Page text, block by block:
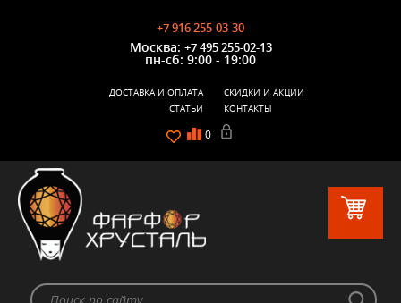
+7 916 255-03-30
Москва: +7 495 255-02-13
пн-сб: 9:00 - 19:00
0
ДОСТАВКА И ОПЛАТА
СКИДКИ И АКЦИИ
СТАТЬИ
КОНТАКТЫ